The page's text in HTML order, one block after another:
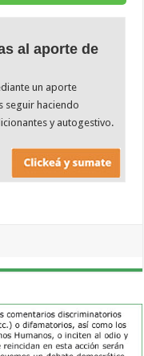
al aporte de
un aporte
seguir haciendo
y autogestivo.